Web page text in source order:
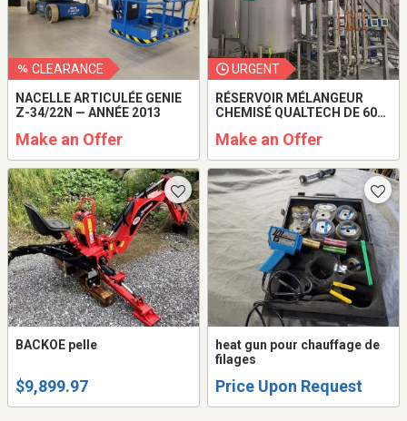
CLEARANCE
NACELLE ARTICULÉE GENIE
Z-34/22N — ANNÉE 2013
Make an Offer
URGENT
RÉSERVOIR MÉLANGEUR
CHEMISÉ QUALTECH DE 600
Make an Offer
BACKOE pelle
$9,899.97
heat gun pour chauffage de
filages
Price Upon Request